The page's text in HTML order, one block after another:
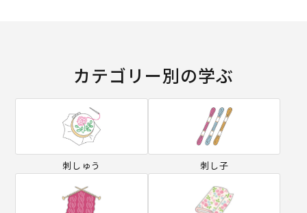
カテゴリー別の学ぶ
刺しゅう 刺し子